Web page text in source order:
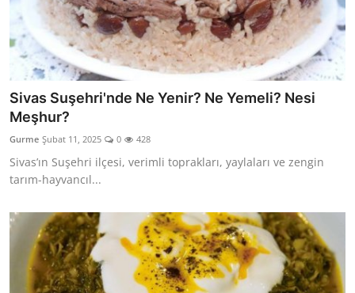
Sivas Suşehri'nde Ne Yenir? Ne Yemeli? Nesi
Meşhur?
Gurme Şubat 11, 2025 0 428
Sivas’ın Suşehri ilçesi, verimli toprakları, yaylaları ve zengin
tarım-hayvancıl...